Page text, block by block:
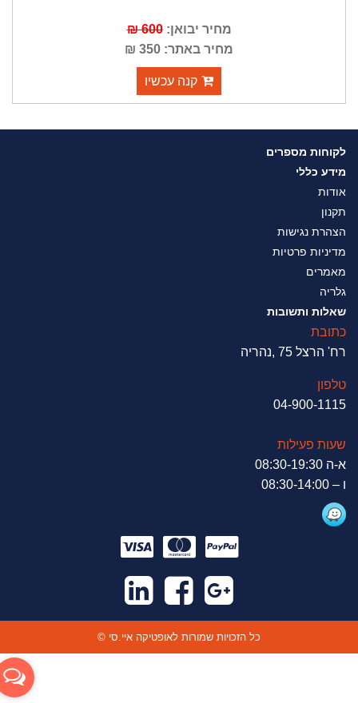
מחיר יבואן:600 ₪
מחיר באתר: 350 ₪
קנה עכשיו
לקוחות מספרים
מידע כללי
אודות
תקנון
הצהרת נגישות
מדיניות פרטיות
מאמרים
גלריה
שאלות ותשובות
כתובת
רח' הרצל 75 ,נהריה
טלפון
04-900-1115
שעות פעילות
א-ה 08:30-19:30
ו – 08:30-14:00
© כל הזכויות שמורות לאופטיקה איי.סי